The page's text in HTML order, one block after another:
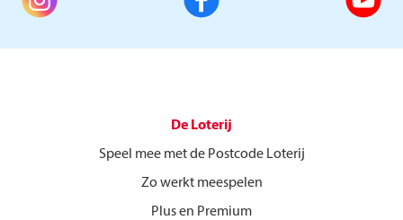
De Loterij
Speel mee met de Postcode Loterij
Zo werkt meespelen
Plus en Premium